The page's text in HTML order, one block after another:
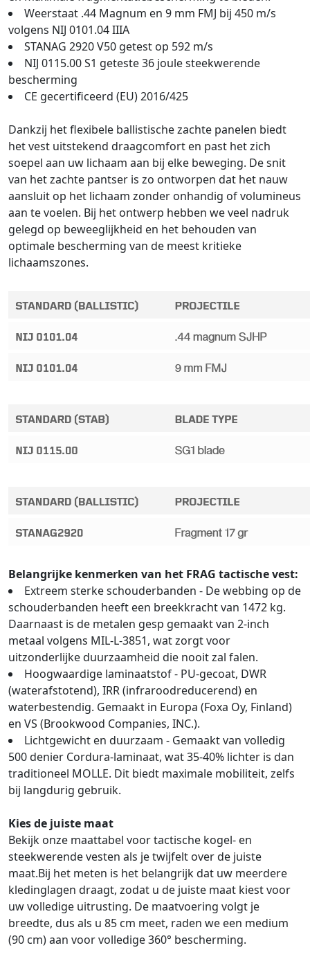
Weerstaat .44 Magnum en 9 mm FMJ bij 450 m/s
volgens NIJ 0101.04 IIIA
STANAG 2920 V50 getest op 592 m/s
NIJ 0115.00 S1 geteste 36 joule steekwerende
bescherming
CE gecertificeerd (EU) 2016/425
Dankzij het flexibele ballistische zachte panelen biedt
het vest uitstekend draagcomfort en past het zich
soepel aan uw lichaam aan bij elke beweging. De snit
van het zachte pantser is zo ontworpen dat het nauw
aansluit op het lichaam zonder onhandig of volumineus
aan te voelen. Bij het ontwerp hebben we veel nadruk
gelegd op beweeglijkheid en het behouden van
optimale bescherming van de meest kritieke
lichaamszones.
Belangrijke kenmerken van het FRAG tactische vest:
Extreem sterke schouderbanden - De webbing op de
schouderbanden heeft een breekkracht van 1472 kg.
Daarnaast is de metalen gesp gemaakt van 2-inch
metaal volgens MIL-L-3851, wat zorgt voor
uitzonderlijke duurzaamheid die nooit zal falen.
Hoogwaardige laminaatstof - PU-gecoat, DWR
(waterafstotend), IRR (infraroodreducerend) en
waterbestendig. Gemaakt in Europa (Foxa Oy, Finland)
en VS (Brookwood Companies, INC.).
Lichtgewicht en duurzaam - Gemaakt van volledig
500 denier Cordura-laminaat, wat 35-40% lichter is dan
traditioneel MOLLE. Dit biedt maximale mobiliteit, zelfs
bij langdurig gebruik.
Kies de juiste maat
Bekijk onze maattabel voor tactische kogel- en
steekwerende vesten als je twijfelt over de juiste
maat.Bij het meten is het belangrijk dat uw meerdere
kledinglagen draagt, zodat u de juiste maat kiest voor
uw volledige uitrusting. De maatvoering volgt je
breedte, dus als u 85 cm meet, raden we een medium
(90 cm) aan voor volledige 360° bescherming.